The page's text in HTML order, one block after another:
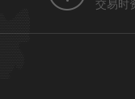
交易时